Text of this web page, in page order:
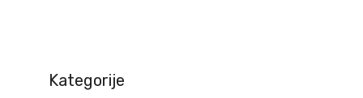
Kategorije